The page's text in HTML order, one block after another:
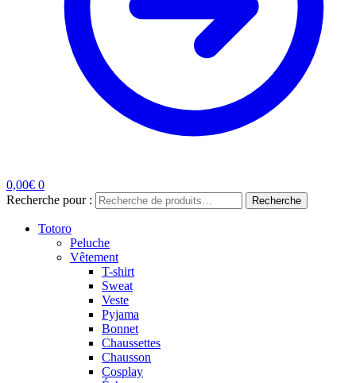
0,00€ 0
Recherche pour :
Recherche
Totoro
Peluche
Vêtement
T-shirt
Sweat
Veste
Pyjama
Bonnet
Chaussettes
Chausson
Cosplay